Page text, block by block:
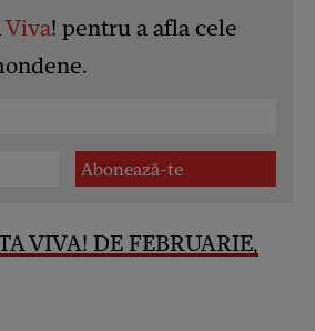
Viva! pentru a afla cele
VIVA! DE FEBRUARIE,